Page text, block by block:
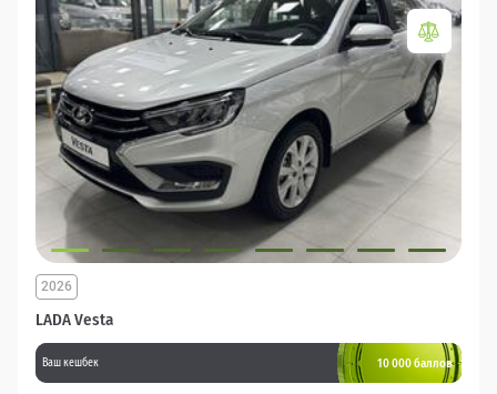
LADA Vesta
2026
Ваш кешбек 10 000 баллов